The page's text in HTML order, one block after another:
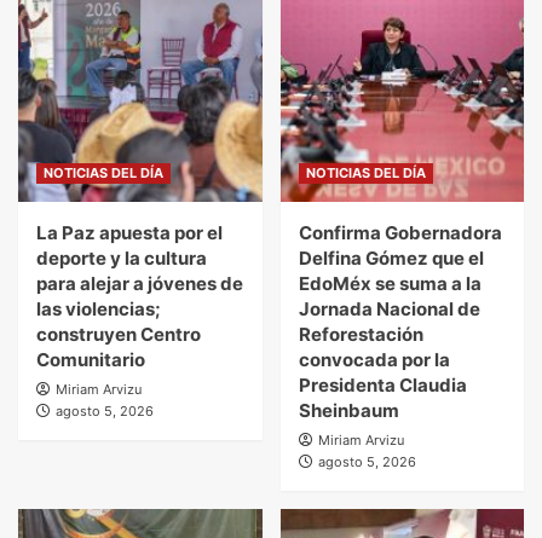
NOTICIAS DEL DÍA
La Paz apuesta por el
deporte y la cultura
para alejar a jóvenes de
las violencias;
construyen Centro
Comunitario
Miriam Arvizu
agosto 5, 2026
NOTICIAS DEL DÍA
Confirma Gobernadora
Delfina Gómez que el
EdoMéx se suma a la
Jornada Nacional de
Reforestación
convocada por la
Presidenta Claudia
Sheinbaum
Miriam Arvizu
agosto 5, 2026